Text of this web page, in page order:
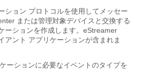
ション プロトコルを使用してメッセー
または管理対象デバイスと交換する
ーションを作成します。eStreamer
アント アプリケーションが含まれま
ーションに必要なイベントのタイプを